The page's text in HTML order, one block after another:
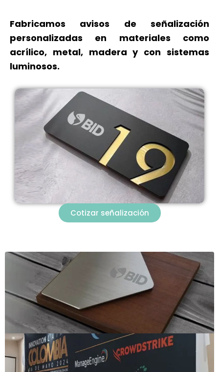
Fabricamos avisos de señalización
personalizadas en materiales como
acrílico, metal, madera y con sistemas
luminosos.
Cotizar señalización